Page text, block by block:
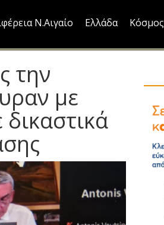
Ν.Αιγαίο Ελλάδα Κόσμος
την
με